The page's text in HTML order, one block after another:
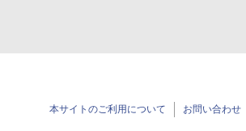
本サイトのご利用について お問い合わせ